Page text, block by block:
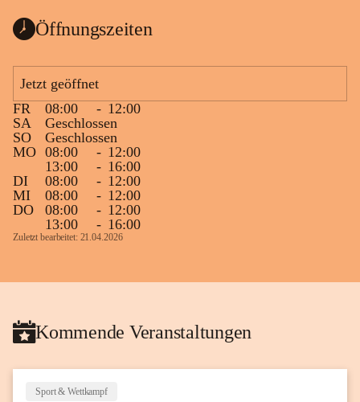
Das Gemeindeamt freut sich sehr über die
Spende >lesenswerter< Bücher und
vorsortiert in die Bücherzelle eingeräumt
werden können.
Gleichzeitig möchten wir uns bei all Jenen
sehr herzlich bedanken, die bereits viele
tolle Bücher spendiert haben.
Öffnungszeiten
Jetzt geöffnet
FR
08:00 - 12:00
SA
Geschlossen
SO
Geschlossen
MO 08:00 - 12:00
13:00
- 16:00
DI
08:00 - 12:00
MI
08:00 - 12:00
DO
08:00 - 12:00
13:00
- 16:00
Zuletzt bearbeitet: 21.04.2026
Kommende Veranstaltungen
Sport & Wettkampf